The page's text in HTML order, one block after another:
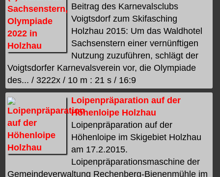
Beitrag des Karnevalsclubs
Voigtsdorf zum Skifasching
Holzhau 2015: Um das Waldhotel
Sachsenstern einer vernünftigen
Nutzung zuzuführen, schlägt der
Voigtsdorfer Karnevalsverein vor, die Olympiade
des... / 3222x / 10 m : 21 s / 16:9
Loipenpräparation auf der
Höhenloipe Holzhau
Loipenpräparation auf der
Höhenloipe im Skigebiet Holzhau
am 17.2.2015.
Loipenpräparationsmaschine der
Gemeindeverwaltung Rechenberg-Bienenmühle im